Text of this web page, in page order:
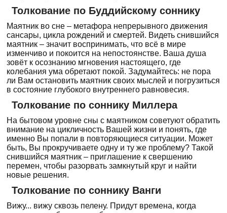
Толкование по Буддийскому соннику
Маятник во сне – метафора непрерывного движения
сансары, цикла рождений и смертей. Видеть снившийся
маятник – значит воспринимать, что всё в мире
изменчиво и покоится на непостоянстве. Ваша душа
зовёт к осознанию мгновения настоящего, где
колебания ума обретают покой. Задумайтесь: не пора
ли Вам остановить маятник своих мыслей и погрузиться
в состояние глубокого внутреннего равновесия.
Толкование по соннику Миллера
На бытовом уровне сны с маятником советуют обратить
внимание на цикличность Вашей жизни и понять, где
именно Вы попали в повторяющиеся ситуации. Может
быть, Вы прокручиваете одну и ту же проблему? Такой
снившийся маятник – приглашение к свершению
перемен, чтобы разорвать замкнутый круг и найти
новые решения.
Толкование по соннику Ванги
Вижу... вижу сквозь пелену. Придут времена, когда